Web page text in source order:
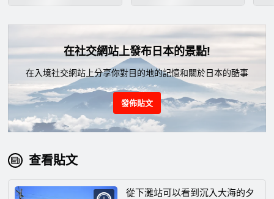
在社交網站上發布日本的景點!
在入境社交網站上分享你對目的地的記憶和關於日本的酷事
發佈貼文
查看貼文
從下灘站可以看到沉入大海的夕